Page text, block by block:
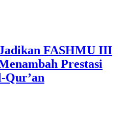
FASHMU III
Prestasi
Qur’an